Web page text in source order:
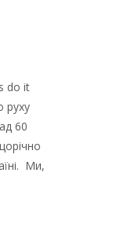
do it
руху
60
Ми,